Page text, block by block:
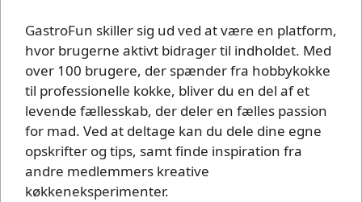
GastroFun skiller sig ud ved at være en platform,
hvor brugerne aktivt bidrager til indholdet. Med
over 100 brugere, der spænder fra hobbykokke
til professionelle kokke, bliver du en del af et
levende fællesskab, der deler en fælles passion
for mad. Ved at deltage kan du dele dine egne
opskrifter og tips, samt finde inspiration fra
andre medlemmers kreative
køkkeneksperimenter.